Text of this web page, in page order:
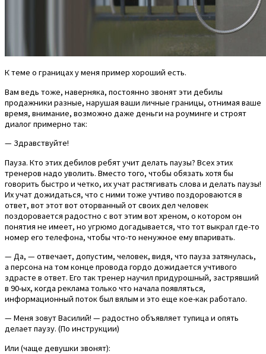
К теме о границах у меня пример хороший есть.
Вам ведь тоже, наверняка, постоянно звонят эти дебилы
продажники разные, нарушая ваши личные границы, отнимая ваше
время, внимание, возможно даже деньги на роуминге и строят
диалог примерно так:
— Здравствуйте!
Пауза. Кто этих дебилов ребят учит делать паузы? Всех этих
тренеров надо уволить. Вместо того, чтобы обязать хотя бы
говорить быстро и четко, их учат растягивать слова и делать паузы!
Их учат дожидаться, что с ними тоже учтиво поздороваются в
ответ, вот этот вот оторванный от своих дел человек
поздоровается радостно с вот этим вот хреном, о котором он
понятия не имеет, но угрюмо догадывается, что тот выкрал где-то
номер его телефона, чтобы что-то ненужное ему впаривать.
— Да, — отвечает, допустим, человек, видя, что пауза затянулась,
а персона на том конце провода гордо дожидается учтивого
здрасте в ответ. Его так тренер научил придурошный, застрявший
в 90-ых, когда реклама только что начала появляться,
информационный поток был вялым и это еще кое-как работало.
— Меня зовут Василий! — радостно объявляет тупица и опять
делает паузу. (По инструкции)
Или (чаще девушки звонят):